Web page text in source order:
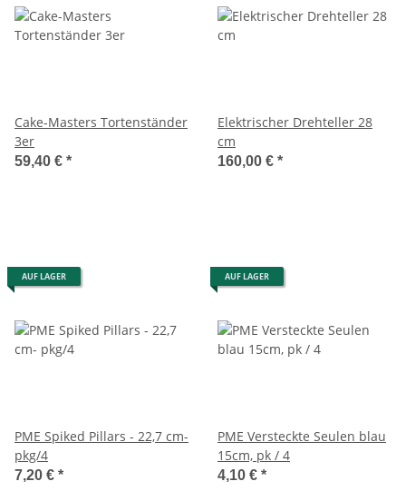
Cake-Masters Tortenständer
3er
59,40 € *
Elektrischer Drehteller 28
cm
160,00 € *
AUF LAGER
PME Spiked Pillars - 22,7 cm-
pkg/4
7,20 € *
AUF LAGER
PME Versteckte Seulen blau
15cm, pk / 4
4,10 € *